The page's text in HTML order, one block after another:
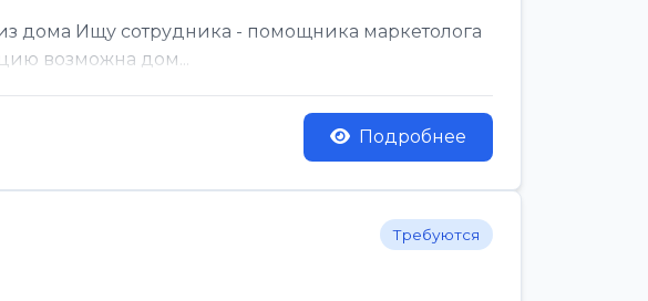
дома Ищу сотрудника - помощника маркетолога
возможна дом...
Подробнее
Требуются